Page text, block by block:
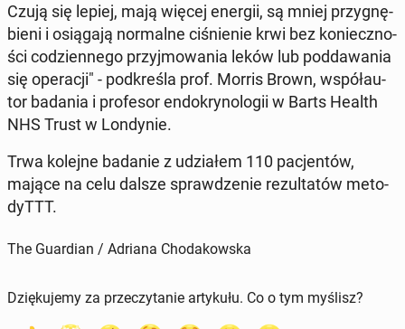
Czują się lepiej, mają więcej energii, są mniej przy­gnę­
bie­ni i osią­ga­ją nor­mal­ne ci­śnie­nie krwi bez ko­niecz­no­
ści co­dzien­ne­go przyj­mo­wa­nia leków lub pod­da­wa­nia
się ope­ra­cji" - pod­kre­śla prof. Morris Brown, współ­au­
tor badania i pro­fe­sor en­do­kry­no­lo­gii w Barts Health
NHS Trust w Lon­dy­nie.
Trwa kolejne badanie z udzia­łem 110 pa­cjen­tów,
mające na celu dalsze spraw­dze­nie re­zul­ta­tów me­to­
dyTTT.
The Guardian / Adriana Chodakowska
Dziękujemy za przeczytanie artykułu. Co o tym myślisz?